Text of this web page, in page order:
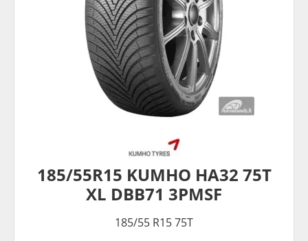
185/55R15 KUMHO HA32 75T
XL DBB71 3PMSF
185/55 R15 75T